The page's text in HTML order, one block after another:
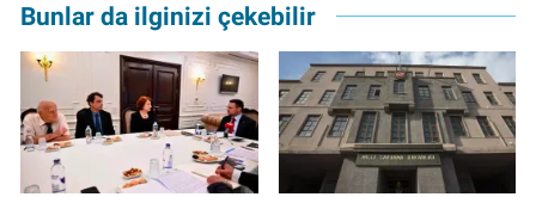
Bunlar da ilginizi çekebilir